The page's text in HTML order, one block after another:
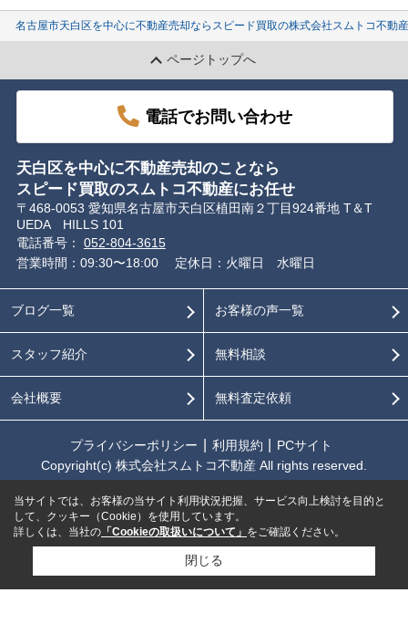
名古屋市天白区を中心に不動産売却ならスピード買取の株式会社スムトコ不動
ページトップへ
電話でお問い合わせ
天白区を中心に不動産売却のことなら
スピード買取のスムトコ不動産にお任せ
〒468-0053 愛知県名古屋市天白区植田南２丁目924番地 T＆T
UEDA HILLS 101
電話番号： 052-804-3615
営業時間：09:30〜18:00
定休日：火曜日 水曜日
ブログ一覧
スタッフ紹介
会社概要
お客様の声一覧
無料相談
無料査定依頼
プライバシーポリシー 利用規約
PCサイト
Copyright(c) 株式会社スムトコ不動産 All rights reserved.
当サイトでは、お客様の当サイト利用状況把握、サービス向上検討を目的と
して、クッキー（Cookie）を使用しています。
詳しくは、当社の 「Cookieの取扱いについて」 をご確認ください。
閉じる